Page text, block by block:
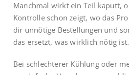
Manchmal wirkt ein Teil kaputt,
Kontrolle schon zeigt, wo das
dir unnötige Bestellungen und
das ersetzt, was wirklich nötig ist.
Bei schlechterer Kühlung oder